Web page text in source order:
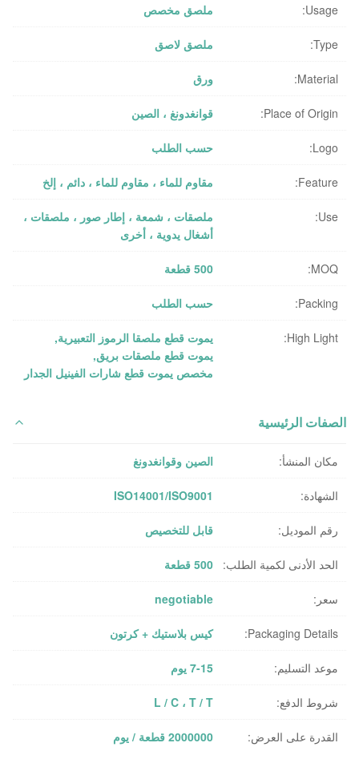
Usage: ملصق مخصص
Type: ملصق لاصق
Material: ورق
Place of Origin: قوانغدونغ ، الصين
Logo: حسب الطلب
Feature: مقاوم للماء ، مقاوم للماء ، دائم ، إلخ
Use:
ملصقات ، شمعة ، إطار صور ، ملصقات ،
أشغال يدوية ، أخرى
MOQ: 500 قطعة
Packing: حسب الطلب
High Light: يموت قطع ملصقا الرموز التعبيرية,
يموت قطع ملصقات بريق,
مخصص يموت قطع شارات الفينيل الجدار
الصفات الرئيسية
مكان المنشأ: الصين وقوانغدونغ
الشهادة: ISO14001/ISO9001
رقم الموديل: قابل للتخصيص
الحد الأدنى لكمية الطلب: 500 قطعة
سعر: negotiable
Packaging Details: كيس بلاستيك + كرتون
موعد التسليم: 7-15 يوم
شروط الدفع: L / C ، T / T
القدرة على العرض: 2000000 قطعة / يوم